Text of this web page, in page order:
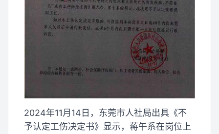
2024年11月14日，东莞市人社局出具《不
予认定工伤决定书》显示，蒋午系在岗位上